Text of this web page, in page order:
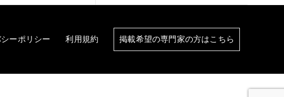
ーポリシー 利用規約 掲載希望の専門家の方はこちら